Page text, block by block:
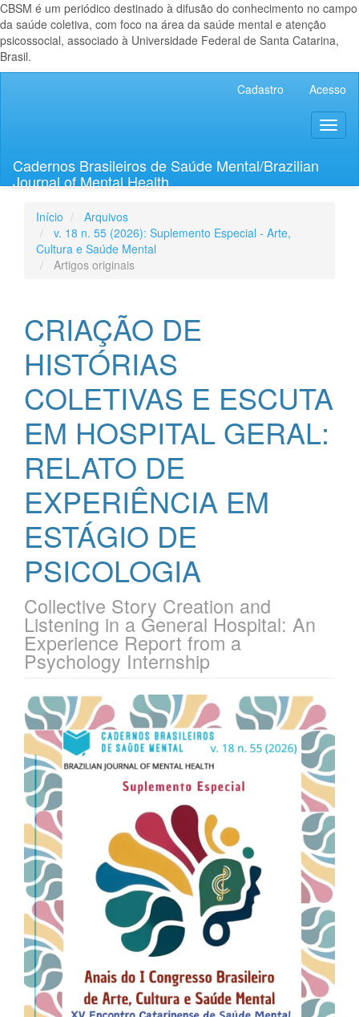
CBSM é um periódico destinado à difusão do conhecimento no campo
da saúde coletiva, com foco na área da saúde mental e atenção
psicossocial, associado à Universidade Federal de Santa Catarina,
Brasil.
Lateral
Cadastro Acesso
Cadernos Brasileiros de Saúde Mental/Brazilian
Journal of Mental Health
Início
Arquivos
v. 18 n. 55 (2026): Suplemento Especial - Arte,
Cultura e Saúde Mental
Artigos originais
CRIAÇÃO DE
HISTÓRIAS
COLETIVAS E ESCUTA
EM HOSPITAL GERAL:
RELATO DE
EXPERIÊNCIA EM
ESTÁGIO DE
PSICOLOGIA
Collective Story Creation and
Listening in a General Hospital: An
Experience Report from a
Psychology Internship
Barra
lateral
de
artigos